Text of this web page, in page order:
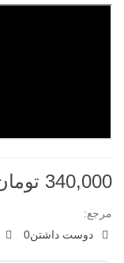
340,000 تومان
مرجع:
دوست داشتن0